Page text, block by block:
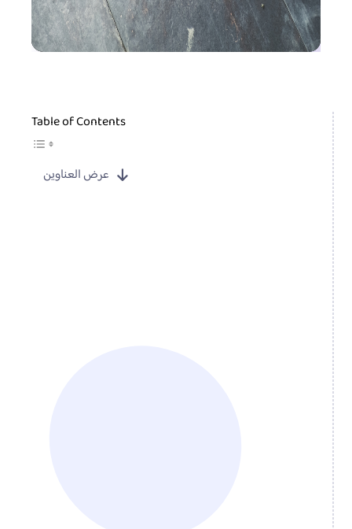
Table of Contents
عرض العناوين